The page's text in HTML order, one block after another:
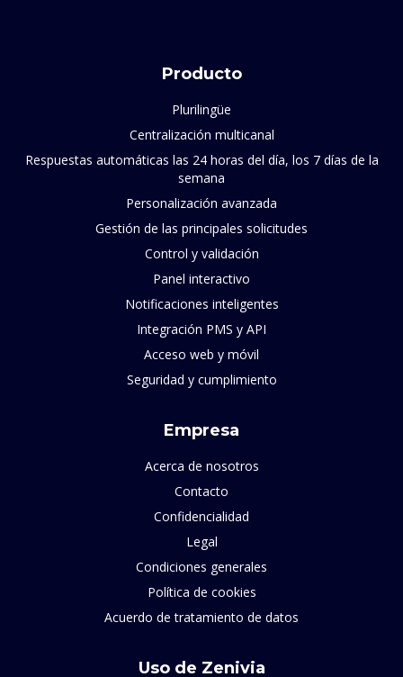
Producto
Plurilingüe
Centralización multicanal
Respuestas automáticas las 24 horas del día, los 7 días de la
semana
Personalización avanzada
Gestión de las principales solicitudes
Control y validación
Panel interactivo
Notificaciones inteligentes
Integración PMS y API
Acceso web y móvil
Seguridad y cumplimiento
Empresa
Acerca de nosotros
Contacto
Confidencialidad
Legal
Condiciones generales
Política de cookies
Acuerdo de tratamiento de datos
Uso de Zenivia